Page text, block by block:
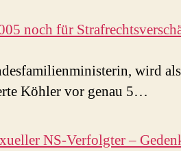
noch für
wird
Köhler vor genau 5…
NS-Verfolgter –